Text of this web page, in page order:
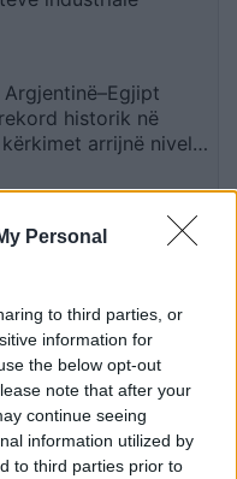
Personal
to third parties, or
information for
the below opt-out
note that after your
continue seeing
information utilized by
to third parties prior to
Argjentinë–Egjipt
historik në
arrijnë nivele
robotë humanoidë